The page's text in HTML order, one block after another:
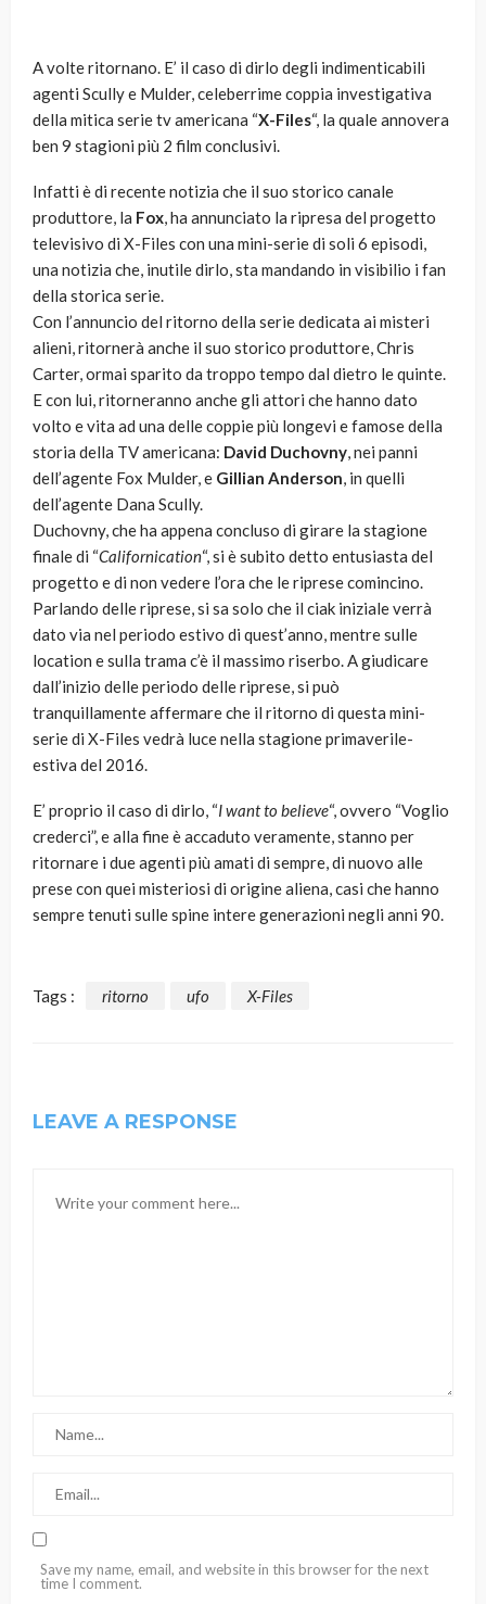
A volte ritornano. E’ il caso di dirlo degli indimenticabili
agenti Scully e Mulder, celeberrime coppia investigativa
della mitica serie tv americana “X-Files“, la quale annovera
ben 9 stagioni più 2 film conclusivi.
Infatti è di recente notizia che il suo storico canale
produttore, la Fox, ha annunciato la ripresa del progetto
televisivo di X-Files con una mini-serie di soli 6 episodi,
una notizia che, inutile dirlo, sta mandando in visibilio i fan
della storica serie.
Con l’annuncio del ritorno della serie dedicata ai misteri
alieni, ritornerà anche il suo storico produttore, Chris
Carter, ormai sparito da troppo tempo dal dietro le quinte.
E con lui, ritorneranno anche gli attori che hanno dato
volto e vita ad una delle coppie più longevi e famose della
storia della TV americana: David Duchovny, nei panni
dell’agente Fox Mulder, e Gillian Anderson, in quelli
dell’agente Dana Scully.
Duchovny, che ha appena concluso di girare la stagione
finale di “Californication“, si è subito detto entusiasta del
progetto e di non vedere l’ora che le riprese comincino.
Parlando delle riprese, si sa solo che il ciak iniziale verrà
dato via nel periodo estivo di quest’anno, mentre sulle
location e sulla trama c’è il massimo riserbo. A giudicare
dall’inizio delle periodo delle riprese, si può
tranquillamente affermare che il ritorno di questa mini-
serie di X-Files vedrà luce nella stagione primaverile-
estiva del 2016.
E’ proprio il caso di dirlo, “I want to believe“, ovvero “Voglio
crederci”, e alla fine è accaduto veramente, stanno per
ritornare i due agenti più amati di sempre, di nuovo alle
prese con quei misteriosi di origine aliena, casi che hanno
sempre tenuti sulle spine intere generazioni negli anni 90.
Tags : ritorno ufo X-Files
LEAVE A RESPONSE
Save my name, email, and website in this browser for the next
time I comment.